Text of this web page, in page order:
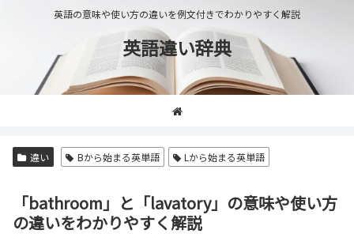
英語の意味や使い方の違いを例文付きでわかりやすく解説
英語違い辞典
違い Bから始まる英単語 Lから始まる英単語
「bathroom」と「lavatory」の意味や使い方
の違いをわかりやすく解説